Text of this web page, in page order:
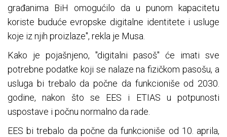
građanima BiH omogućilo da u punom kapacitetu
koriste buduće evropske digitalne identitete i usluge
koje iz njih proizlaze", rekla je Musa.
Kako je pojašnjeno, "digitalni pasoš" će imati sve
potrebne podatke koji se nalaze na fizičkom pasošu, a
usluga bi trebalo da počne da funkcioniše od 2030.
godine, nakon što se EES i ETIAS u potpunosti
uspostave i počnu normalno da rade.
EES bi trebalo da počne da funkcioniše od 10. aprila,